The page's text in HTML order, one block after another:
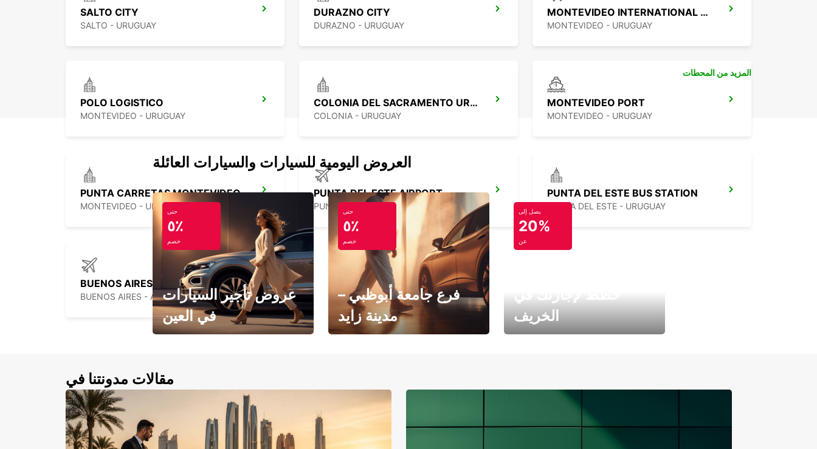
SALTO CITY
SALTO - URUGUAY
DURAZNO CITY
DURAZNO - URUGUAY
MONTEVIDEO INTERNATIONAL AIRPORT
MONTEVIDEO - URUGUAY
POLO LOGISTICO
MONTEVIDEO - URUGUAY
COLONIA DEL SACRAMENTO URUGUAY
COLONIA - URUGUAY
MONTEVIDEO PORT
MONTEVIDEO - URUGUAY
PUNTA CARRETAS MONTEVIDEO
MONTEVIDEO - URUGUAY
PUNTA DEL ESTE AIRPORT
PUNTA DEL ESTE - URUGUAY
PUNTA DEL ESTE BUS STATION
PUNTA DEL ESTE - URUGUAY
BUENOS AIRES JORGE NEWBERY AIRPORT
BUENOS AIRES - ARGENTINA
المزيد من المحطات
العروض اليومية للسيارات والسيارات العائلة
حتى
٥٪
خصم
عروض تأجير السيارات
في العين
حتى
٥٪
خصم
فرع جامعة أبوظبي –
مدينة زايد
يصل إلى
20%
عن
الخريف
مقالات مدونتنا في